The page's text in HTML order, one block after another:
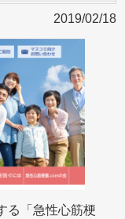
2019/02/18
る「急性心筋梗